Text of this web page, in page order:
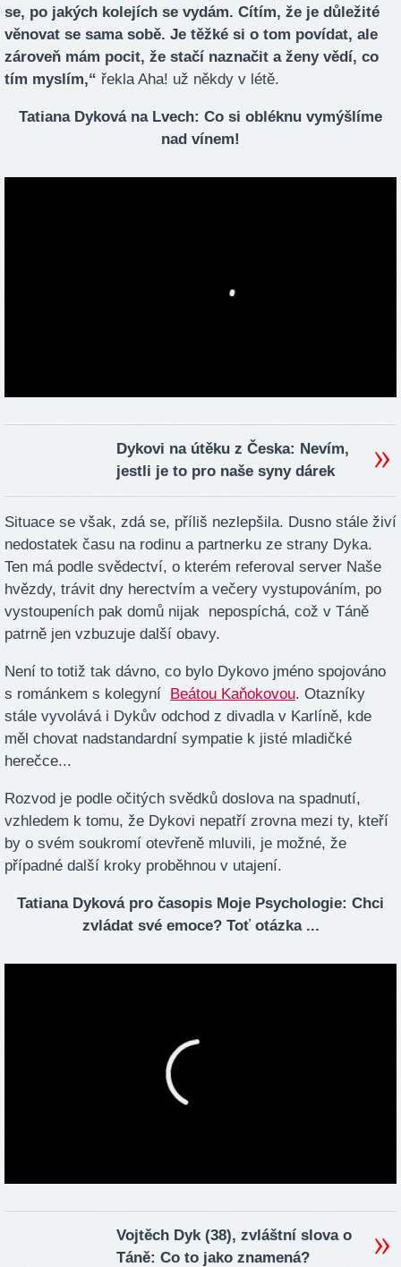
se, po jakých kolejích se vydám. Cítím, že je důležité
věnovat se sama sobě. Je těžké si o tom povídat, ale
zároveň mám pocit, že stačí naznačit a ženy vědí, co
tím myslím,“ řekla Aha! už někdy v létě.
Tatiana Dyková na Lvech: Co si obléknu vymýšlíme
nad vínem!
Dykovi na útěku z Česka: Nevím,
jestli je to pro naše syny dárek
Situace se však, zdá se, příliš nezlepšila. Dusno stále živí
nedostatek času na rodinu a partnerku ze strany Dyka.
Ten má podle svědectví, o kterém referoval server Naše
hvězdy, trávit dny herectvím a večery vystupováním, po
vystoupeních pak domů nijak nepospíchá, což v Táně
patrně jen vzbuzuje další obavy.
Není to totiž tak dávno, co bylo Dykovo jméno spojováno
s románkem s kolegyní Beátou Kaňokovou. Otazníky
stále vyvolává i Dykův odchod z divadla v Karlíně, kde
měl chovat nadstandardní sympatie k jisté mladičké
herečce...
Rozvod je podle očitých svědků doslova na spadnutí,
vzhledem k tomu, že Dykovi nepatří zrovna mezi ty, kteří
by o svém soukromí otevřeně mluvili, je možné, že
případné další kroky proběhnou v utajení.
Tatiana Dyková pro časopis Moje Psychologie: Chci
zvládat své emoce? Toť otázka ...
Vojtěch Dyk (38), zvláštní slova o
Táně: Co to jako znamená?